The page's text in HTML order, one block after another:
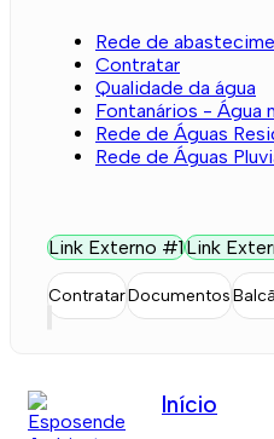
Rede de
Contratar
Qualidade da água
Fontanários - Água
Rede de Águas
Rede de Águas
Link Externo #1Link
ContratarDocumentos
Início